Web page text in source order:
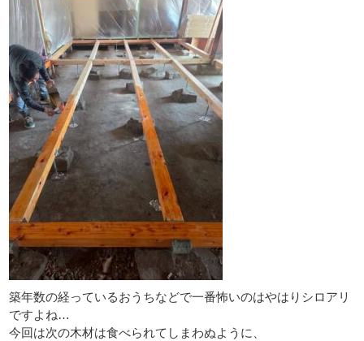
築年数の経っているおうちなどで一番怖いのはやはりシロアリ
ですよね…
今回は次の木材は食べられてしまわぬように、